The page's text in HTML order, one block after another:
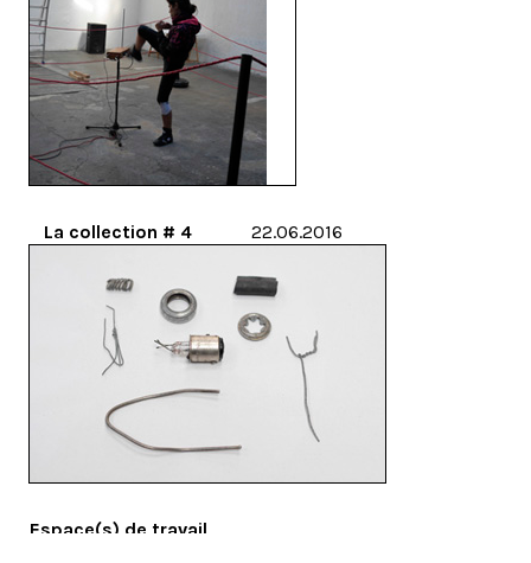
La collection # 4 22.06.2016
Espace(s) de travail